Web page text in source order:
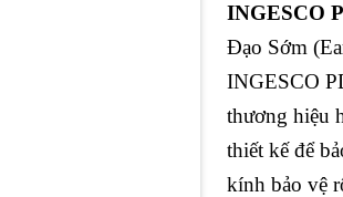
INGESCO
Đạo Sớm
INGESCO
thương hiệu
thiết kế để
kính bảo vệ